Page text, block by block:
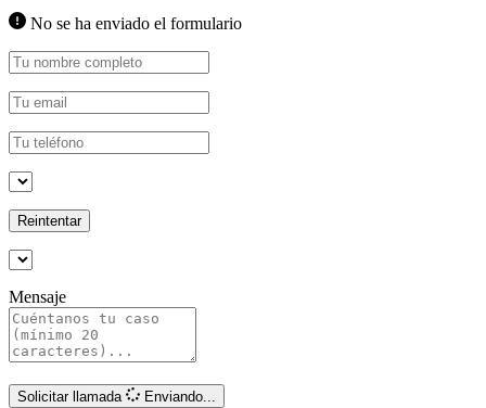
No se ha enviado el formulario
Reintentar
Mensaje
Solicitar llamada Enviando...